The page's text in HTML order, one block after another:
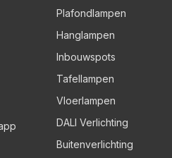
Plafondlampen
Hanglampen
Inbouwspots
Tafellampen
Vloerlampen
DALI Verlichting
Buitenverlichting